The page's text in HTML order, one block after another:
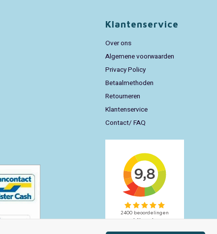
Klantenservice
Over ons
Algemene voorwaarden
Privacy Policy
Betaalmethoden
Retourneren
Klantenservice
Contact/ FAQ